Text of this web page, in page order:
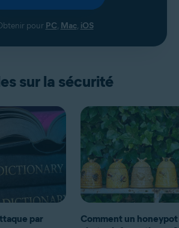
pour PC, Mac, iOS
sur la sécurité
par
Comment un